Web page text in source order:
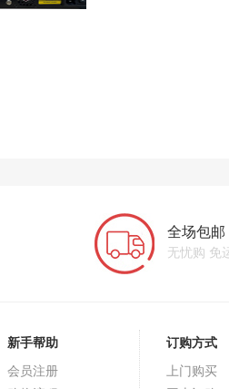
全场包邮
无忧购 免
新手帮助
会员注册
订购方式
上门购买